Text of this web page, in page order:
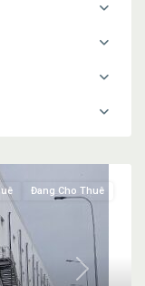
Next
Đang Cho Thuê